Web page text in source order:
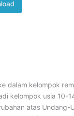
dalam kelompok
kelompok usia 10-
atas